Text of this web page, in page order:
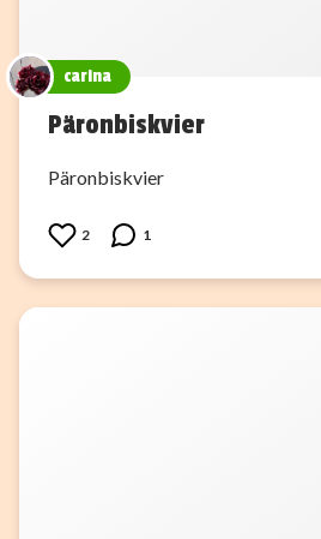
carina
Päronbiskvier
Päronbiskvier
2 1